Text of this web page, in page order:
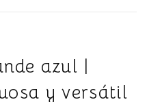
azul |
y versátil